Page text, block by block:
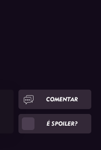
COMENTAR
É SPOILER?